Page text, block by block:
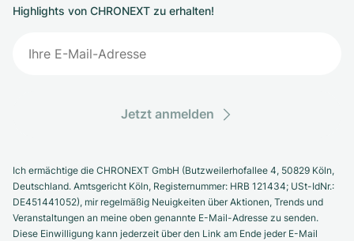
Highlights von CHRONEXT zu erhalten!
Jetzt anmelden
Ich ermächtige die CHRONEXT GmbH (Butzweilerhofallee 4, 50829 Köln,
Deutschland. Amtsgericht Köln, Registernummer: HRB 121434; USt-IdNr.:
DE451441052), mir regelmäßig Neuigkeiten über Aktionen, Trends und
Veranstaltungen an meine oben genannte E-Mail-Adresse zu senden.
Diese Einwilligung kann jederzeit über den Link am Ende jeder E-Mail